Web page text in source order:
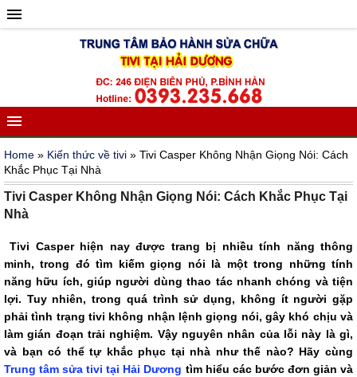
Home » Kiến thức về tivi » Tivi Casper Không Nhận Giọng Nói: Cách
Khắc Phục Tại Nhà
Tivi Casper Không Nhận Giọng Nói: Cách Khắc Phục Tại
Nhà
Tivi Casper hiện nay được trang bị nhiều tính năng thông
minh, trong đó tìm kiếm giọng nói là một trong những tính
năng hữu ích, giúp người dùng thao tác nhanh chóng và tiện
lợi. Tuy nhiên, trong quá trình sử dụng, không ít người gặp
phải tình trạng tivi không nhận lệnh giọng nói, gây khó chịu và
làm gián đoạn trải nghiệm. Vậy nguyên nhân của lỗi này là gì,
và bạn có thể tự khắc phục tại nhà như thế nào? Hãy cùng
Trung tâm sửa tivi tại Hải Dương tìm hiểu các bước đơn giản và